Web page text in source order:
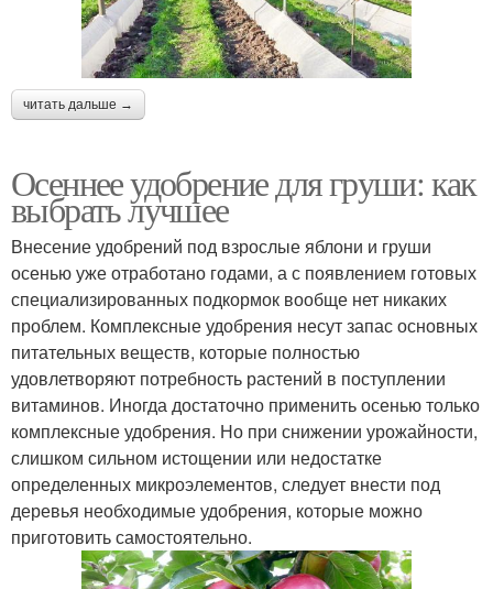
читать дальше →
Осеннее удобрение для груши: как
выбрать лучшее
Внесение удобрений под взрослые яблони и груши
осенью уже отработано годами, а с появлением готовых
специализированных подкормок вообще нет никаких
проблем. Комплексные удобрения несут запас основных
питательных веществ, которые полностью
удовлетворяют потребность растений в поступлении
витаминов. Иногда достаточно применить осенью только
комплексные удобрения. Но при снижении урожайности,
слишком сильном истощении или недостатке
определенных микроэлементов, следует внести под
деревья необходимые удобрения, которые можно
приготовить самостоятельно.